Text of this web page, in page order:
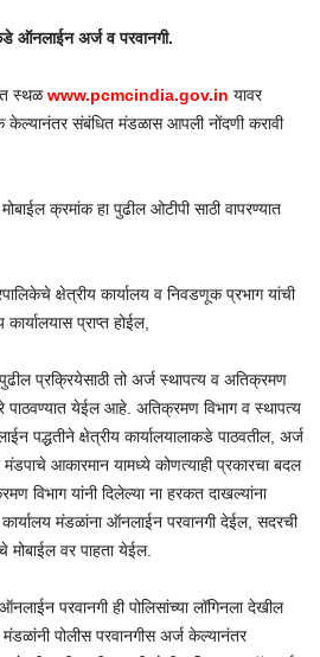
ऑनलाईन अर्ज व परवानगी.
स्थळwww.pcmcindia.gov.in यावर
संबंधित मंडळास आपली नोंदणी करावी
क्रमांक हा पुढील ओटीपी साठी वापरण्यात
क्षेत्रीय कार्यालय व निवडणूक प्रभाग यांची
प्राप्त होईल,
पुढील प्रक्रियेसाठी तो अर्ज स्थापत्य व अतिक्रमण
पाठवण्यात येईल आहे. अतिक्रमण विभाग व स्थापत्य
पद्धतीने क्षेत्रीय कार्यालयालाकडे पाठवतील, अर्ज
आकारमान यामध्ये कोणत्याही प्रकारचा बदल
विभाग यांनी दिलेल्या ना हरकत दाखल्यांना
मंडळांना ऑनलाईन परवानगी देईल, सदरची
मोबाईल वर पाहता येईल.
परवानगी ही पोलिसांच्या लॉगिनला देखील
पोलीस परवानगीस अर्ज केल्यानंतर